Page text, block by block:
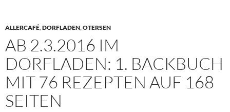
ALLERCAFÉ,DORFLADEN,OTERSEN
AB 2.3.2016 IM
DORFLADEN: 1. BACKBUCH
MIT 76 REZEPTEN AUF 168
SEITEN